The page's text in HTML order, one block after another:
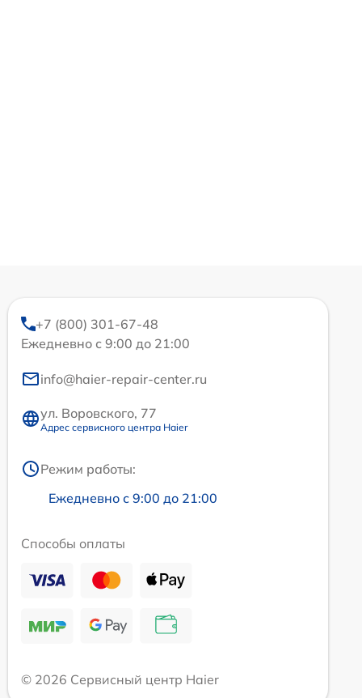
+7 (800) 301-67-48
Ежедневно с 9:00 до 21:00
info@haier-repair-center.ru
ул. Воровского, 77
Адрес сервисного центра Haier
Режим работы:
Ежедневно с 9:00 до 21:00
Способы оплаты
© 2026 Сервисный центр Haier